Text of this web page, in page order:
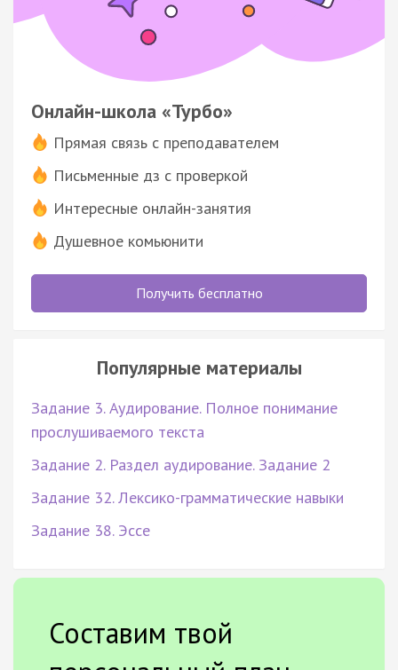
Онлайн-школа «Турбо»
Прямая связь с преподавателем
Письменные дз с проверкой
Интересные онлайн-занятия
Душевное комьюнити
Получить бесплатно
Популярные материалы
Задание 3. Аудирование. Полное понимание
прослушиваемого текста
Задание 2. Раздел аудирование. Задание 2
Задание 32. Лексико-грамматические навыки
Задание 38. Эссе
Составим твой